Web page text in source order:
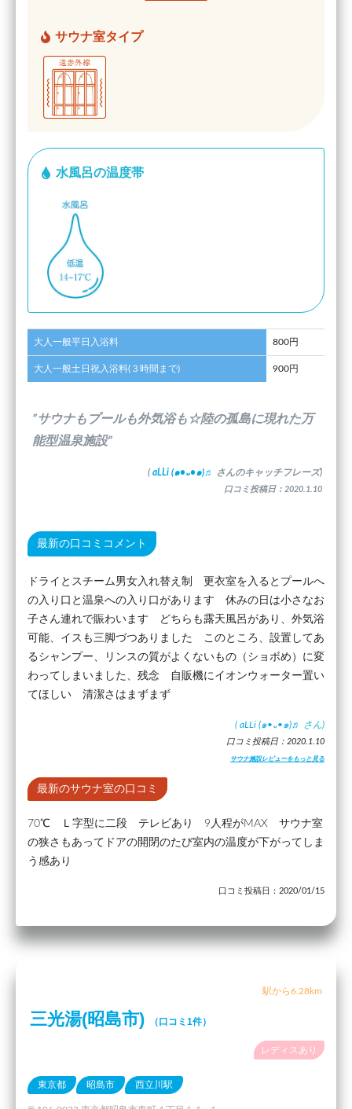
サウナ室タイプ
水風呂の温度帯
大人一般平日入浴料 800円
大人一般土日祝入浴料(３時間まで) 900円
”サウナもプールも外気浴も☆陸の孤島に現れた万
能型温泉施設”
( aLLi (๑•᎑•๑)♬ さんのキャッチフレーズ)
口コミ投稿日：2020.1.10
最新の口コミコメント
ドライとスチーム男女入れ替え制 更衣室を入るとプールへ
の入り口と温泉への入り口があります 休みの日は小さなお
子さん連れで賑わいます どちらも露天風呂があり、外気浴
可能、イスも三脚づつありました このところ、設置してあ
るシャンプー、リンスの質がよくないもの（ショボめ）に変
わってしまいました、残念 自販機にイオンウォーター置い
てほしい 清潔さはまずまず
( aLLi (๑•᎑•๑)♬ さん)
口コミ投稿日：2020.1.10
サウナ施設レビューをもっと見る
最新のサウナ室の口コミ
70℃ Ｌ字型に二段 テレビあり 9人程がMAX サウナ室
の狭さもあってドアの開閉のたび室内の温度が下がってしま
う感あり
口コミ投稿日：2020/01/15
駅から6.28km
三光湯(昭島市) （口コミ1件）
レディスあり
東京都 昭島市 西立川駅